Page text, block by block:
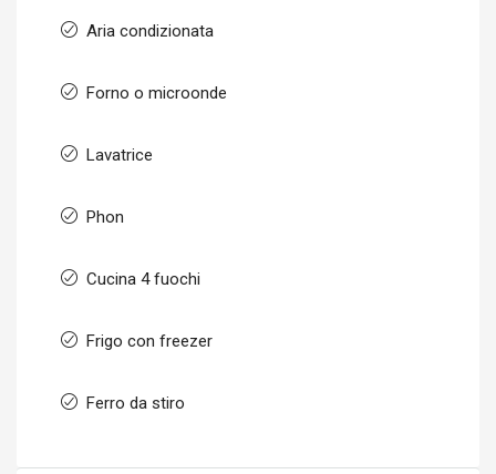
Aria condizionata
Forno o microonde
Lavatrice
Phon
Cucina 4 fuochi
Frigo con freezer
Ferro da stiro